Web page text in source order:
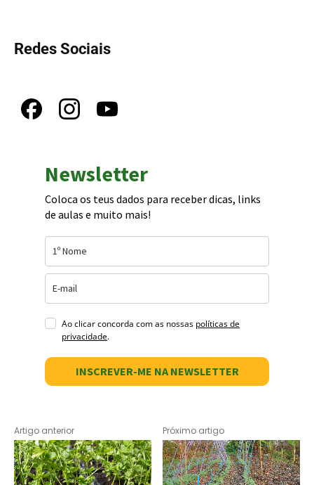
Redes Sociais
Newsletter
Coloca os teus dados para receber dicas, links
de aulas e muito mais!
Ao clicar concorda com as nossas políticas de
privacidade.
INSCREVER-ME NA NEWSLETTER
Artigo anterior Próximo artigo